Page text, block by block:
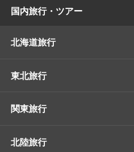
国内旅行・ツアー
北海道旅行
東北旅行
関東旅行
北陸旅行